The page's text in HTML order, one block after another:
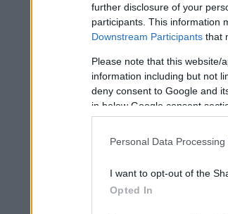
further disclosure of your
participants. This information
Downstream Participants that
Please note that this website/
information including but not
deny consent to Google and
in below Google consent
Personal Data
I want to opt-out of the
Opted In